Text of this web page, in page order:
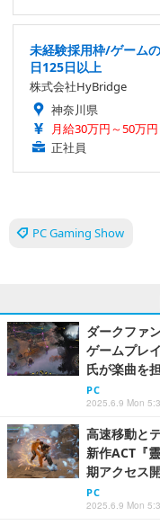
未経験採用枠/ゲーム
日125日以上
株式会社HyBridge
神奈川県
月給30万円～50万円
正社員
PC Gaming Show
ダークファ
ゲームプレ
氏が楽曲を
PC
2025.6.9 Mon
高速移動と
新作ACT『
期アクセス
PC
2025.6.9 Mon